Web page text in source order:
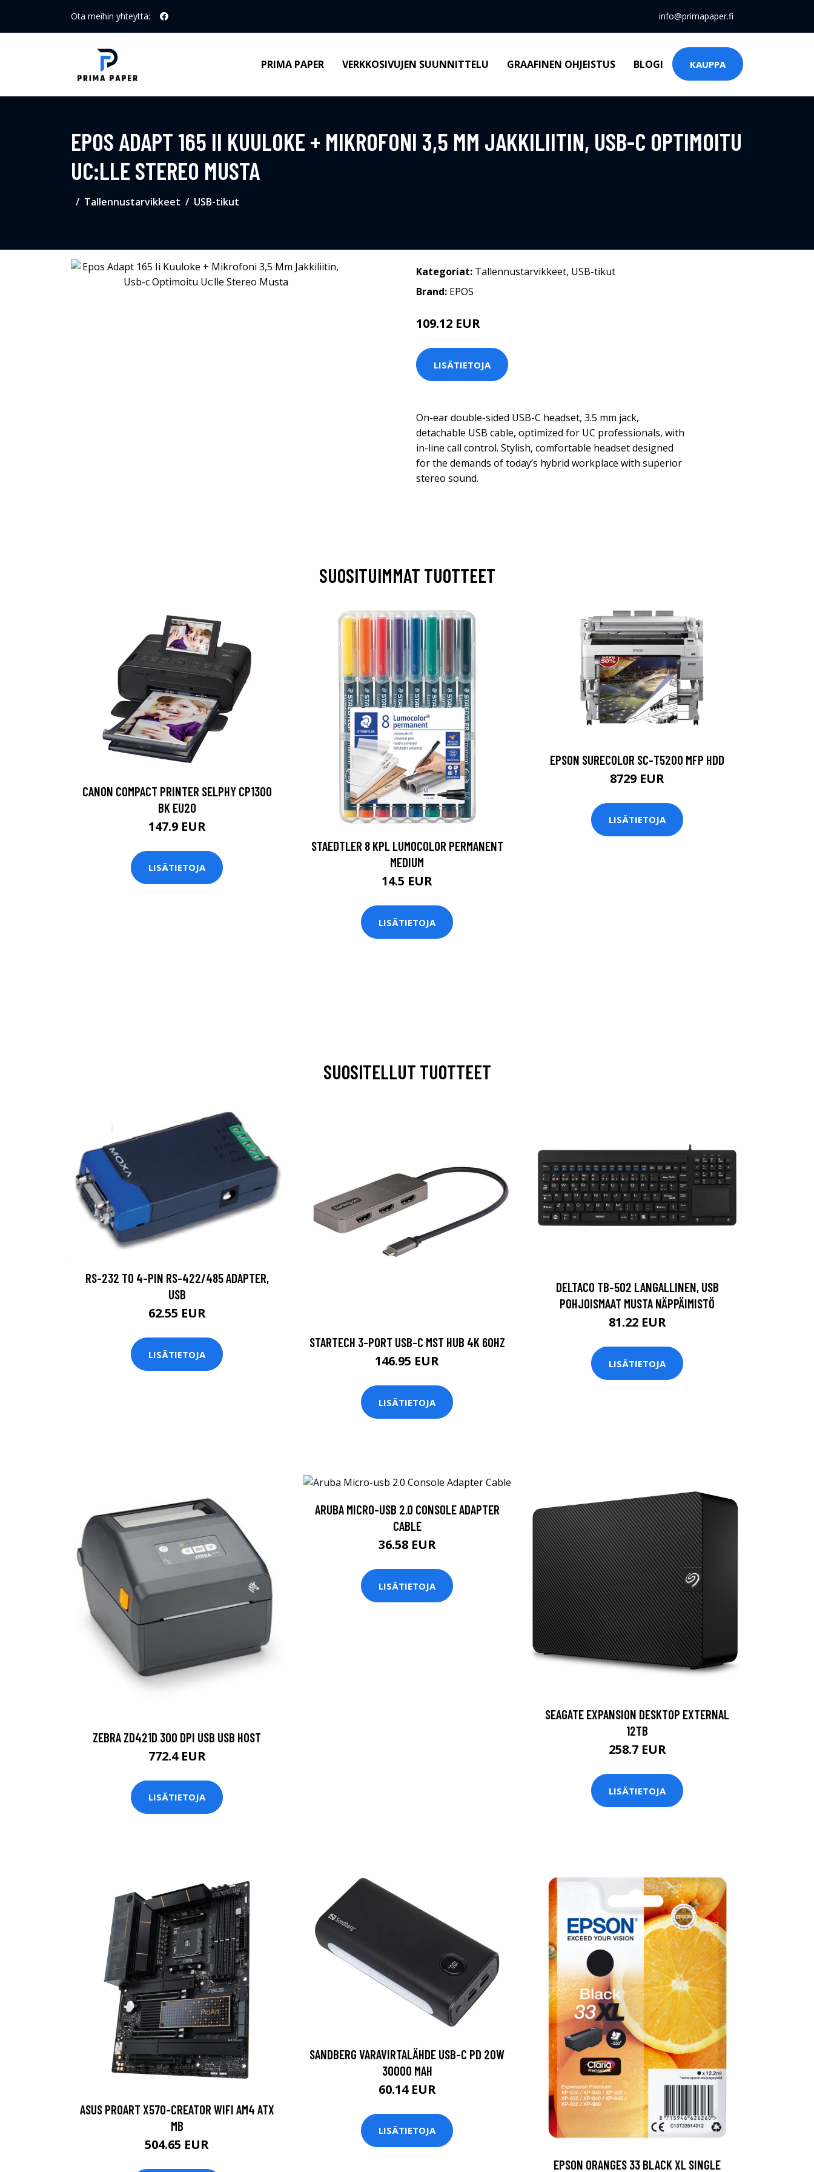
Ota meihin yhteyttä: info@primapaper.fi
PRIMA PAPER VERKKOSIVUJEN SUUNNITTELU GRAAFINEN OHJEISTUS BLOGI KAUPPA
EPOS ADAPT 165 II KUULOKE + MIKROFONI 3,5 MM JAKKILIITIN, USB-C OPTIMOITU
UC:LLE STEREO MUSTA
Tallennustarvikkeet USB-tikut
Kategoriat: Tallennustarvikkeet, USB-tikut
Brand: EPOS
109.12 EUR
LISÄTIETOJA
On-ear double-sided USB-C headset, 3.5 mm jack,
detachable USB cable, optimized for UC professionals, with
in-line call control. Stylish, comfortable headset designed
for the demands of today’s hybrid workplace with superior
stereo sound.
SUOSITUIMMAT TUOTTEET
CANON COMPACT PRINTER SELPHY CP1300
BK EU20
147.9 EUR
LISÄTIETOJA
STAEDTLER 8 KPL LUMOCOLOR PERMANENT
MEDIUM
14.5 EUR
LISÄTIETOJA
EPSON SURECOLOR SC-T5200 MFP HDD
8729 EUR
LISÄTIETOJA
SUOSITELLUT TUOTTEET
RS-232 TO 4-PIN RS-422/485 ADAPTER,
USB
62.55 EUR
LISÄTIETOJA
STARTECH 3-PORT USB-C MST HUB 4K 60HZ
146.95 EUR
LISÄTIETOJA
DELTACO TB-502 LANGALLINEN, USB
POHJOISMAAT MUSTA NÄPPÄIMISTÖ
81.22 EUR
LISÄTIETOJA
ZEBRA ZD421D 300 DPI USB USB HOST
772.4 EUR
LISÄTIETOJA
ARUBA MICRO-USB 2.0 CONSOLE ADAPTER
CABLE
36.58 EUR
LISÄTIETOJA
SEAGATE EXPANSION DESKTOP EXTERNAL
12TB
258.7 EUR
LISÄTIETOJA
ASUS PROART X570-CREATOR WIFI AM4 ATX
MB
504.65 EUR
SANDBERG VARAVIRTALÄHDE USB-C PD 20W
30000 MAH
60.14 EUR
LISÄTIETOJA
EPSON ORANGES 33 BLACK XL SINGLE